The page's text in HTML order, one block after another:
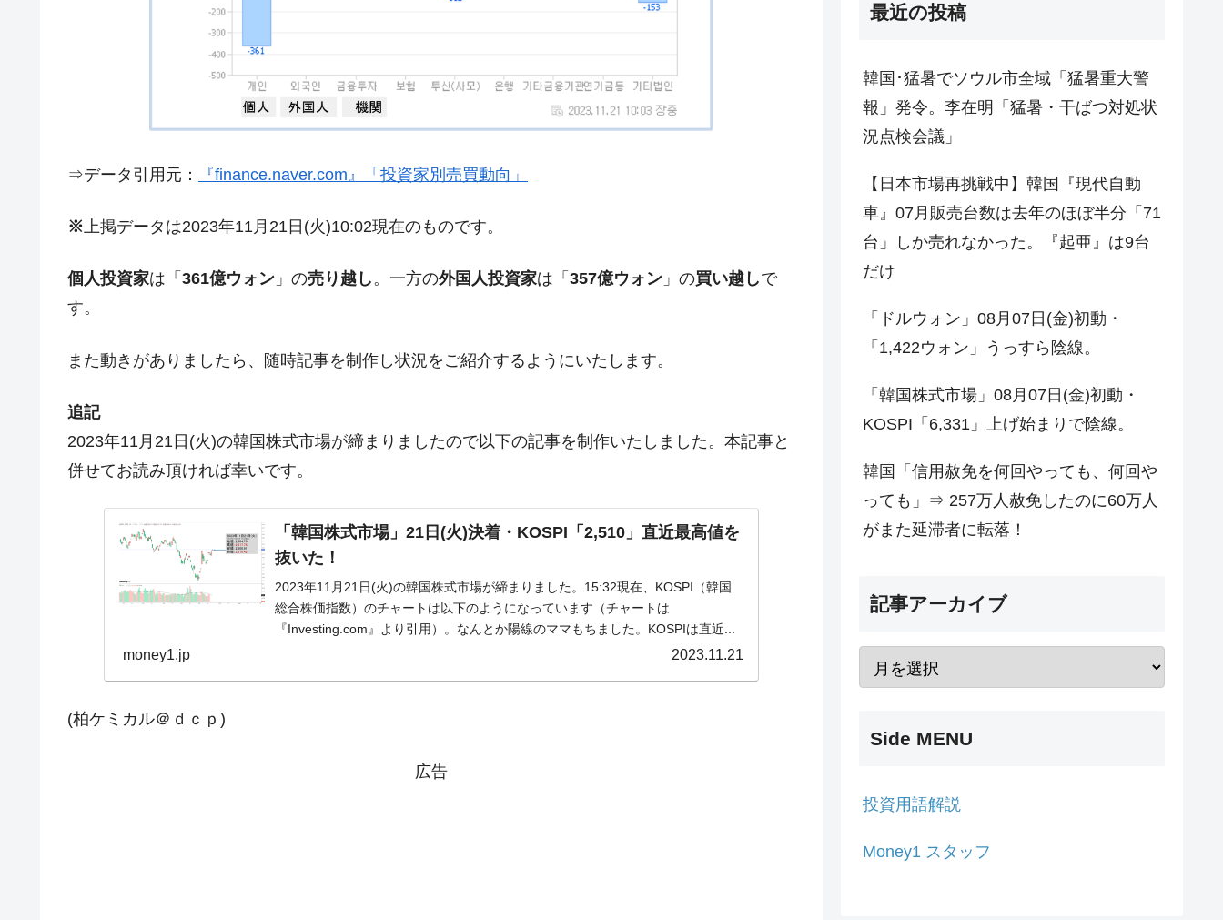
IT産業は人を雇用する効果は低い。全産業の半分未満しか雇用を生まない
韓国「株式市場が賭博場のように変質したのは政界の責任だ」
日本の誇る海洋資源調査船『白嶺』は先進技術の塊！
夏の甲子園、優勝校を最も多く輩出している都道府県とは？
Fact1 全て勝つといくら？ 競馬GI競走で勝利騎手がもらえる賞金とは？
Fact1 甲子園通算本塁打、最多の清原に次いで多く打っている意外な選手とは？
⇒データ引用元： 『finance.naver.com』「投資家別売買動向」
※上掲データは2023年11月21日(火)10:02現在のものです。
個人投資家は「 361億ウォン 」の売り越し。一方の外国人投資家は「 357億ウォン 」の買い越しで
す。
また動きがありましたら、随時記事を制作し状況をご紹介するようにいたします。
追記
2023年11月21日(火)の韓国株式市場が締まりましたので以下の記事を制作いたしました。本記事と
併せてお読み頂ければ幸いです。
「韓国株式市場」21日(火)決着・KOSPI「2,510」直近最高値を
抜いた！
2023年11月21日(火)の韓国株式市場が締まりました。15:32現在、KOSPI（韓国
総合株価指数）のチャートは以下のようになっています（チャートは
『Investing.com』より引用）。なんとか陽線のママもちました。KOSPIは直近...
money1.jp 2023.11.21
(柏ケミカル＠ｄｃｐ)
広告
最近の投稿
韓国･猛暑でソウル市全域「猛暑重大警
報」発令。李在明「猛暑・干ばつ対処状
況点検会議」
【日本市場再挑戦中】韓国『現代自動
車』07月販売台数は去年のほぼ半分「71
台」しか売れなかった。『起亜』は9台
だけ
「ドルウォン」08月07日(金)初動・
「1,422ウォン」うっすら陰線。
「韓国株式市場」08月07日(金)初動・
KOSPI「6,331」上げ始まりで陰線。
韓国「信用赦免を何回やっても、何回や
っても」⇒ 257万人赦免したのに60万人
がまた延滞者に転落！
記事アーカイブ
Side MENU
投資用語解説
Money1 スタッフ